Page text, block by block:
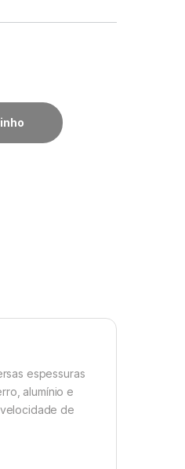
espessuras
alumínio e
de